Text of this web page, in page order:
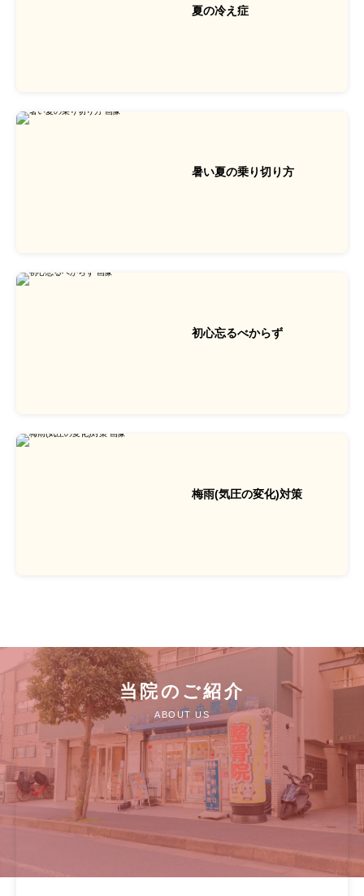
夏の冷え症
暑い夏の乗り切り方
初心忘るべからず
梅雨(気圧の変化)対策
当院のご紹介
ABOUT US